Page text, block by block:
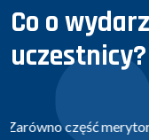
Co o
uczestnicy?
Bardzo dobra